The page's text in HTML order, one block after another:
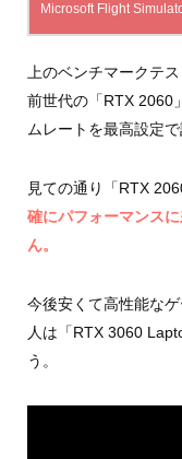
Microsoft Flight
上のベンチマークテ
前世代の「RTX 2060
ムレートを最高設定
見ての通り「RTX
確にパフォーマンス
ん。
今後安くて高性能な
人は「RTX 3060
う。